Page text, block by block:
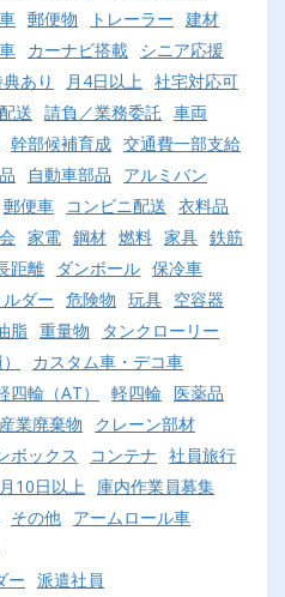
郵便物 トレーラー 建材
カーナビ搭載
シニア応援
あり 月4日以上
社宅対応可
送 請負／業務委託 車両
幹部候補育成 交通費一部支給
自動車部品
アルミバン
郵便車 コンビニ配送 衣料品
家電 鋼材 燃料 家具 鉄筋
距離 ダンボール 保冷車
ダー 危険物 玩具 空容器
脂 重量物
タンクローリー
カスタム車・デコ車
四輪（AT） 軽四輪
医薬品
産業廃棄物
クレーン部材
ボックス コンテナ 社員旅行
月10日以上
庫内作業員募集
その他 アームロール車
ー 派遣社員